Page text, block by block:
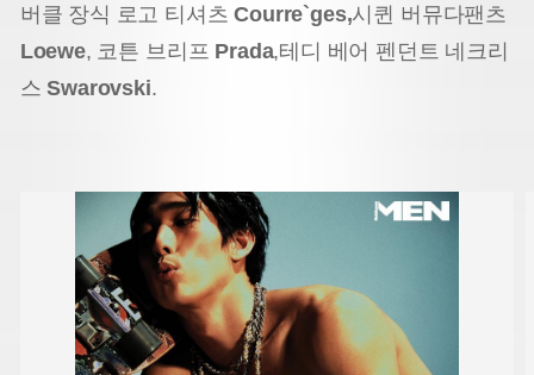
버클 장식 로고 티셔츠Courre`ges,시퀸 버뮤다팬츠
Loewe, 코튼 브리프 Prada,테디 베어 펜던트 네크리
스Swarovski.